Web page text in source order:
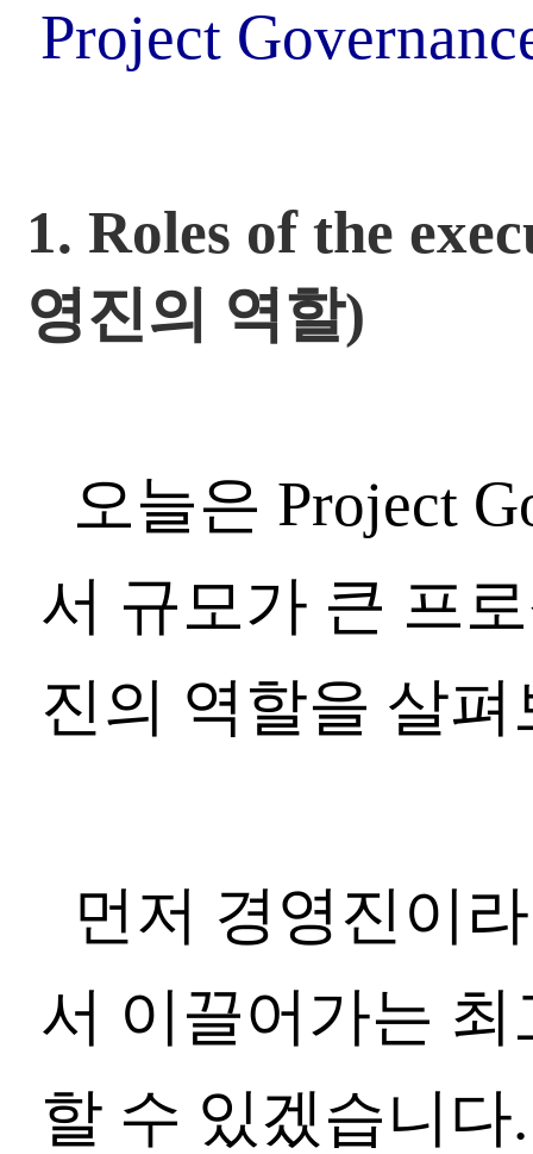
Project
1. Roles of the
영진의 역할)
오늘은 Project
서 규모가 큰 프
진의 역할을 살
먼저 경영진이
서 이끌어가는
할 수 있겠습니다